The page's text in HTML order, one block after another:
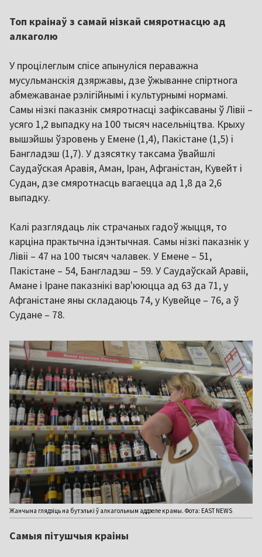
Топ краінаў з самай нізкай смяротнасцю ад
алкаголю
У процілеглым спісе апынуліся пераважна
мусульманскія дзяржавы, дзе ўжыванне спіртнога
абмежаванае рэлігійнымі і культурнымі нормамі.
Самы нізкі паказнік смяротнасці зафіксаваны ў Лівіі –
усяго 1,2 выпадку на 100 тысяч насельніцтва. Крыху
вышэйшы ўзровень у Емене (1,4), Пакістане (1,5) і
Бангладэш (1,7). У дзясятку таксама ўвайшлі
Саудаўская Аравія, Аман, Іран, Афганістан, Кувейт і
Судан, дзе смяротнасць вагаецца ад 1,8 да 2,6
выпадку.
Калі разглядаць лік страчаных гадоў жыцця, то
карціна практычна ідэнтычная. Самы нізкі паказнік у
Лівіі – 47 на 100 тысяч чалавек. У Емене – 51,
Пакістане – 54, Бангладэш – 59. У Саудаўскай Аравіі,
Амане і Іране паказнікі вар'ююцца ад 63 да 71, у
Афганістане яны складаюць 74, у Кувейце – 76, а ў
Судане – 78.
Жанчына глядзіць на бутэлькі ў алкагольным аддзеле крамы. Фота: EAST NEWS
Самыя пітушчыя краіны